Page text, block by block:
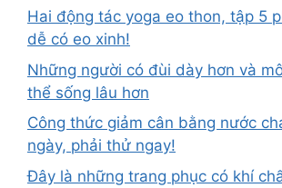
Hai động tác yoga eo thon, tập 5
dễ có eo xinh!
Những người có đùi dày hơn và
thể sống lâu hơn
Công thức giảm cân bằng nước
ngày, phải thử ngay!
Đây là những trang phục có khí